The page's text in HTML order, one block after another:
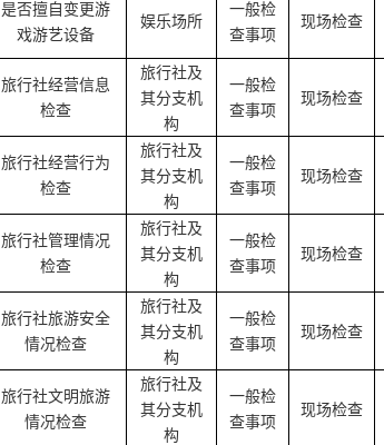
是否擅自变更游
戏游艺设备
娱乐场所
一般检
查事项
现场检查
旅行社经营信息
检查
旅行社及
其分支机
构
一般检
查事项
现场检查
旅行社经营行为
检查
旅行社及
其分支机
构
一般检
查事项
现场检查
旅行社管理情况
检查
旅行社及
其分支机
构
一般检
查事项
现场检查
旅行社旅游安全
情况检查
旅行社及
其分支机
构
一般检
查事项
现场检查
旅行社文明旅游
情况检查
旅行社及
其分支机
构
一般检
查事项
现场检查